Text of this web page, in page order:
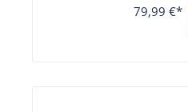
79,99 €*